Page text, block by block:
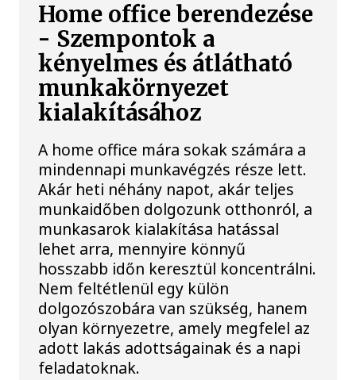
Home office berendezése
- Szempontok a
kényelmes és átlátható
munkakörnyezet
kialakításához
A home office mára sokak számára a
mindennapi munkavégzés része lett.
Akár heti néhány napot, akár teljes
munkaidőben dolgozunk otthonról, a
munkasarok kialakítása hatással
lehet arra, mennyire könnyű
hosszabb időn keresztül koncentrálni.
Nem feltétlenül egy külön
dolgozószobára van szükség, hanem
olyan környezetre, amely megfelel az
adott lakás adottságainak és a napi
feladatoknak.